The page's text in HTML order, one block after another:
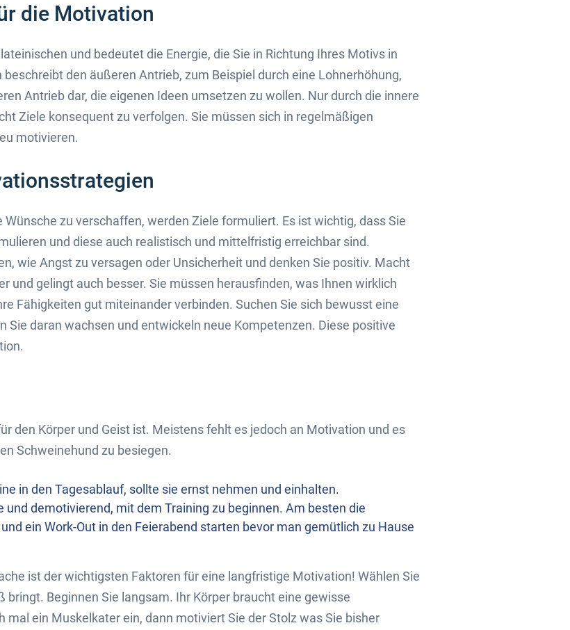
die Motivation
und bedeutet die Energie, die Sie in Richtung Ihres Motivs in
den äußeren Antrieb, zum Beispiel durch eine Lohnerhöhung,
Antrieb dar, die eigenen Ideen umsetzen zu wollen. Nur durch die innere
Ziele konsequent zu verfolgen. Sie müssen sich in regelmäßigen
motivieren.
zu verschaffen, werden Ziele formuliert. Es ist wichtig, dass Sie
und diese auch realistisch und mittelfristig erreichbar sind.
wie Angst zu versagen oder Unsicherheit und denken Sie positiv. Macht
und gelingt auch besser. Sie müssen herausfinden, was Ihnen wirklich
Fähigkeiten gut miteinander verbinden. Suchen Sie sich bewusst eine
Sie daran wachsen und entwickeln neue Kompetenzen. Diese positive
den Körper und Geist ist. Meistens fehlt es jedoch an Motivation und es
Schweinehund zu besiegen.
in den Tagesablauf, sollte sie ernst nehmen und einhalten.
und demotivierend, mit dem Training zu beginnen. Am besten die
ein Work-Out in den Feierabend starten bevor man gemütlich zu Hause
ist der wichtigsten Faktoren für eine langfristige Motivation! Wählen Sie
bringt. Beginnen Sie langsam. Ihr Körper braucht eine gewisse
mal ein Muskelkater ein, dann motiviert Sie der Stolz was Sie bisher